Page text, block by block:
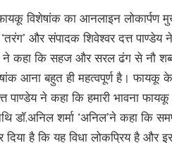
विशेषांक का आनलाइन लोकार्पण
और संपादक शिवेश्वर दत्त पाण्डेय
कहा कि सहज और सरल ढंग से नौ
आना बहुत ही महत्वपूर्ण है।
पाण्डेय ने कहा कि हमारी भावना
डॉ.अनिल शर्मा ‘अनिल’ने कहा कि
है कि यह विधा लोकप्रिय है और